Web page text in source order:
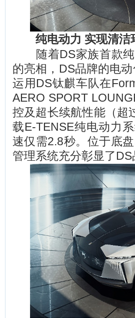
纯电动力 实现清洁
随着DS家族首款纯
的亮相，DS品牌的电
运用DS钛麒车队在
AERO SPORT
控及超长续航性能（超
载E-TENSE纯电动力
速仅需2.8秒。位于底
管理系统充分彰显了DS